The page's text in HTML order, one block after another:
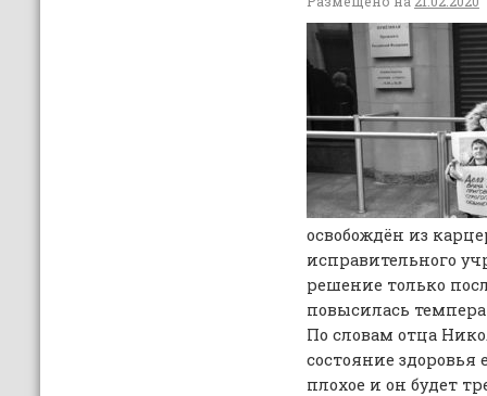
освобождён из
исправительного
решение только
повысилась
По словам отца
состояние здоровья
плохое и он будет